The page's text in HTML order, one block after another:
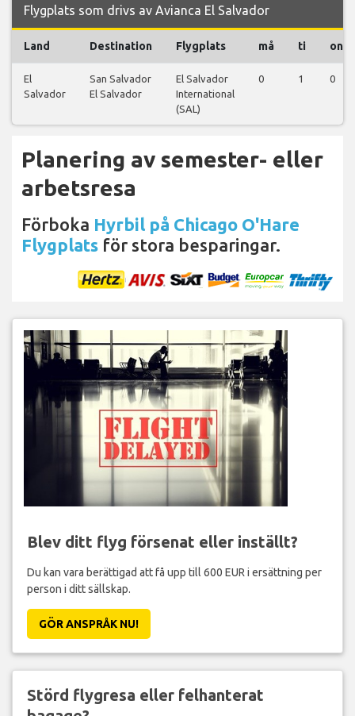
Flygplats som drivs av Avianca El Salvador
Land Destination Flygplats må ti on
El
Salvador
San Salvador
El Salvador
El Salvador
International
(SAL)
0 1 0
Planering av semester- eller
arbetsresa
Förboka Hyrbil på Chicago O'Hare
Flygplats för stora besparingar.
Blev ditt flyg försenat eller inställt?
Du kan vara berättigad att få upp till 600 EUR i ersättning per
person i ditt sällskap.
GÖR ANSPRÅK NU!
Störd flygresa eller felhanterat